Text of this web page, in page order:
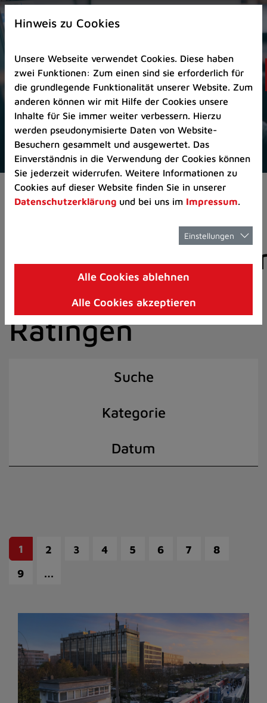
Zur
Startseite
Zum
Seitenanfang
springen
(Schnelltaste
A)
Zur
Navigation/Menü
springen
(Schnelltaste
M)
Zur
8)
I)
Aktuelles Pressemitteilungen
der Stadt
Ratingen
Suche
Kategorie
Datum
1 2 3 4 5 6 7
8
9
…
Hinweis zu Cookies
Unsere Webseite verwendet Cookies. Diese haben
zwei Funktionen: Zum einen sind sie erforderlich für
die grundlegende Funktionalität unserer Website. Zum
anderen können wir mit Hilfe der Cookies unsere
Inhalte für Sie immer weiter verbessern. Hierzu
werden pseudonymisierte Daten von Website-
Besuchern gesammelt und ausgewertet. Das
Einverständnis in die Verwendung der Cookies können
Sie jederzeit widerrufen. Weitere Informationen zu
Cookies auf dieser Website finden Sie in unserer
Datenschutzerklärung und bei uns im Impressum.
Einstellungen
Alle Cookies ablehnen
Alle Cookies akzeptieren